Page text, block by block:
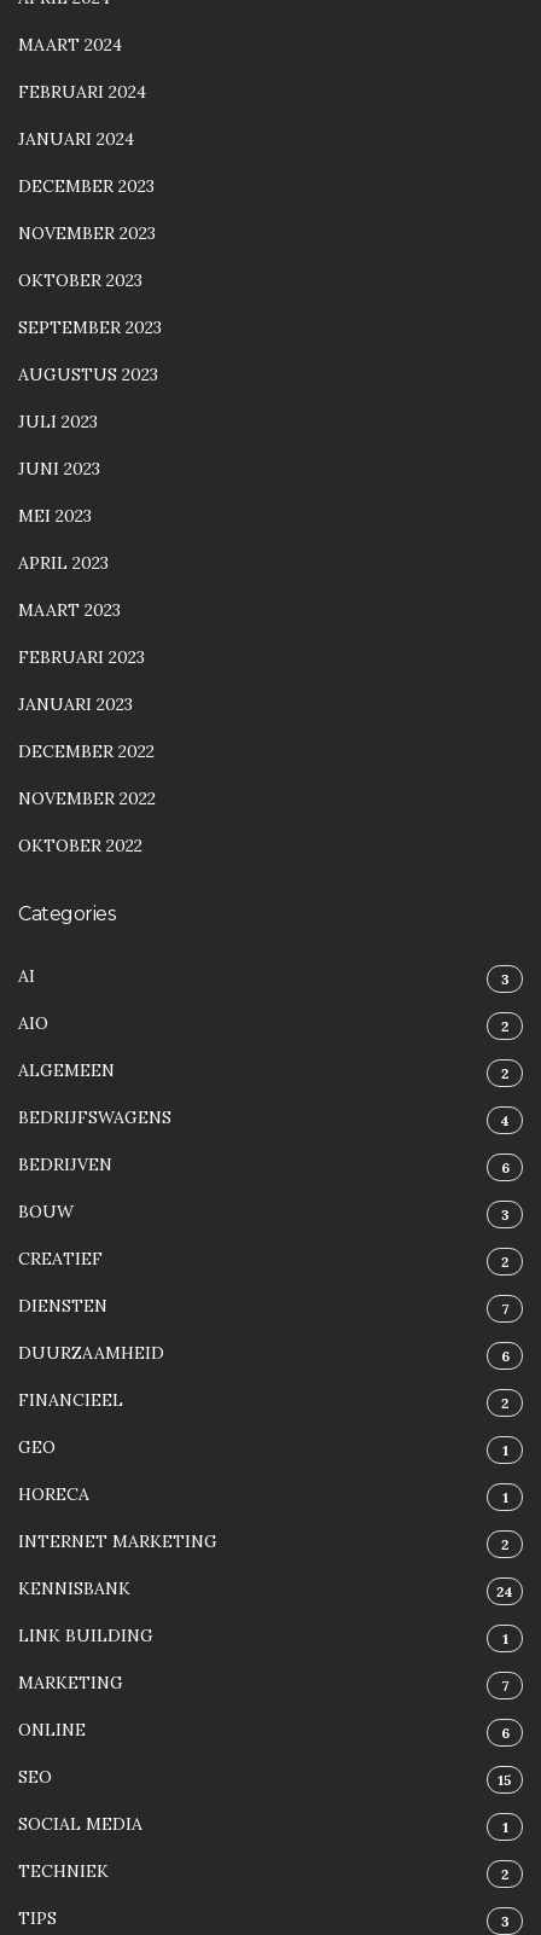
MAART 2024
FEBRUARI 2024
JANUARI 2024
DECEMBER 2023
NOVEMBER 2023
OKTOBER 2023
SEPTEMBER 2023
AUGUSTUS 2023
JULI 2023
JUNI 2023
MEI 2023
APRIL 2023
MAART 2023
FEBRUARI 2023
JANUARI 2023
DECEMBER 2022
NOVEMBER 2022
OKTOBER 2022
Categories
AI 3
AIO 2
ALGEMEEN 2
BEDRIJFSWAGENS 4
BEDRIJVEN 6
BOUW 3
CREATIEF 2
DIENSTEN 7
DUURZAAMHEID 6
FINANCIEEL 2
GEO 1
HORECA 1
INTERNET MARKETING 2
KENNISBANK 24
LINK BUILDING 1
MARKETING 7
ONLINE 6
SEO 15
SOCIAL MEDIA 1
TECHNIEK 2
TIPS 3